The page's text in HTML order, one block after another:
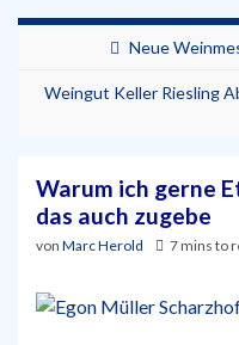
Neue
Weingut Keller Riesling
Warum ich gerne
das auch zugebe
von Marc Herold 7 mins to